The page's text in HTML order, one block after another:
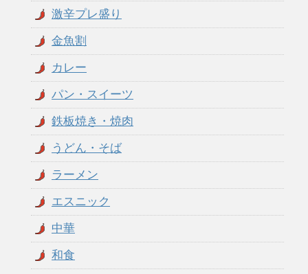
激辛プレ盛り
金魚割
カレー
パン・スイーツ
鉄板焼き・焼肉
うどん・そば
ラーメン
エスニック
中華
和食